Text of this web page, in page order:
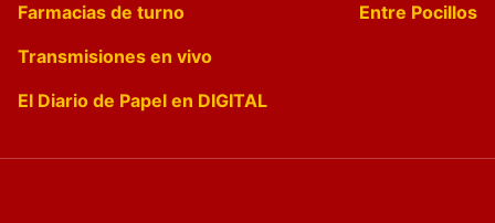
Farmacias de turno
Entre Pocillos
Transmisiones en vivo
El Diario de Papel en DIGITAL